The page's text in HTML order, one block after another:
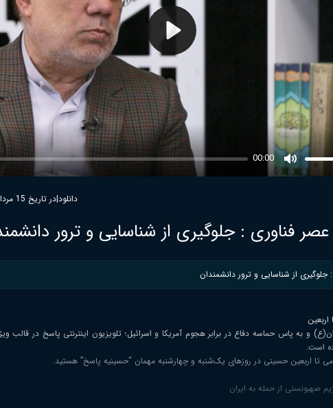
00:00
Mute
Play
در تاریخ 15 مرداد, 1404|دانلود
فناوری : جلوگیری از شناسایی و ترور
از شناسایی و ترور دانشمندان
و به پاس حماسه دفاع در برابر هجوم آمریکا و اسرائیل؛ تلویزیون اینترنتی پاسخ در قالب
است.
تا اربعین حسینی در روزهای یک‌شنبه و چهارشنبه مهمان “حسینیه پاسخ” هستید.
صهیونستی از حمله به ایران